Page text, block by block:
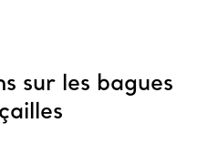
sur les bagues